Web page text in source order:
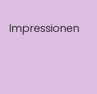
Impressionen